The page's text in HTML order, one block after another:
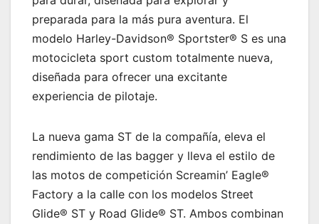
preparada para la más pura aventura. El
modelo Harley-Davidson® Sportster® S es una
motocicleta sport custom totalmente nueva,
diseñada para ofrecer una excitante
experiencia de pilotaje.
La nueva gama ST de la compañía, eleva el
rendimiento de las bagger y lleva el estilo de
las motos de competición Screamin’ Eagle®
Factory a la calle con los modelos Street
Glide® ST y Road Glide® ST. Ambos combinan